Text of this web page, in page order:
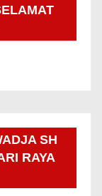
SH
RAYA